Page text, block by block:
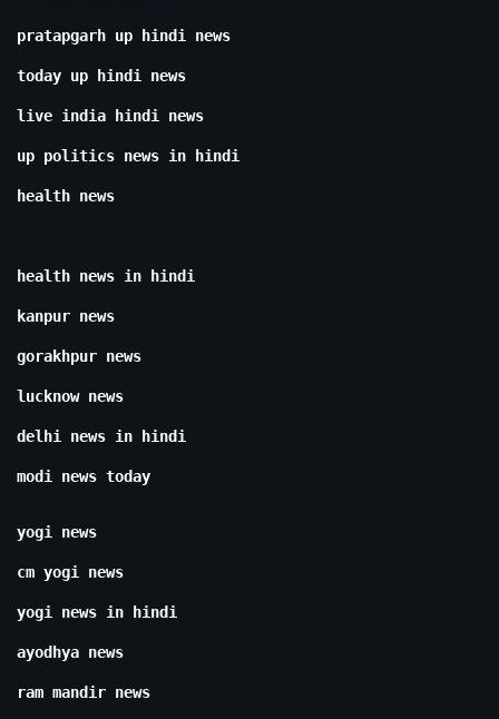
pratapgarh up hindi news
today up hindi news
live india hindi news
up politics news in hindi
health news
health news in hindi
kanpur news
gorakhpur news
lucknow news
delhi news in hindi
modi news today
yogi news
cm yogi news
yogi news in hindi
ayodhya news
ram mandir news